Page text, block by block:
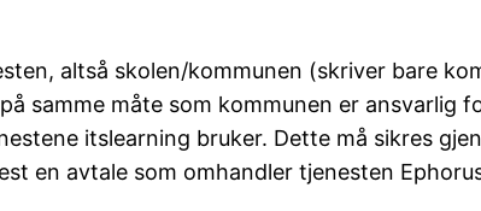
altså skolen/kommunen (skriver bare
samme måte som kommunen er ansvarlig
itslearning bruker. Dette må sikres
en avtale som omhandler tjenesten